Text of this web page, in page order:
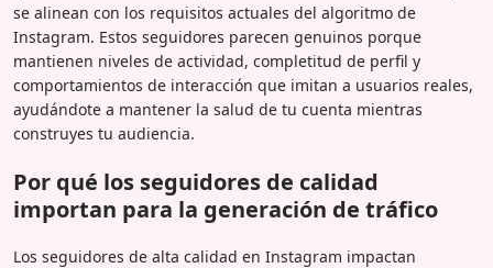
se alinean con los requisitos actuales del algoritmo de
Instagram. Estos seguidores parecen genuinos porque
mantienen niveles de actividad, completitud de perfil y
comportamientos de interacción que imitan a usuarios reales,
ayudándote a mantener la salud de tu cuenta mientras
construyes tu audiencia.
Por qué los seguidores de calidad
importan para la generación de tráfico
Los seguidores de alta calidad en Instagram impactan